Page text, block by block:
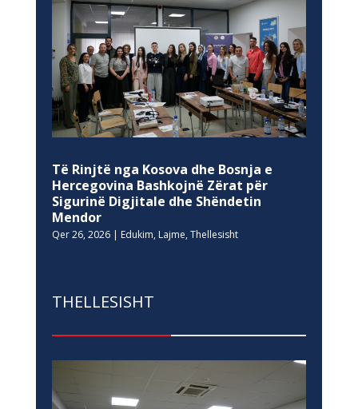
Të Rinjtë nga Kosova dhe Bosnja e
Hercegovina Bashkojnë Zërat për
Sigurinë Digjitale dhe Shëndetin
Mendor
Qer 26, 2026| Edukim, Lajme, Thellesisht
THELLESISHT